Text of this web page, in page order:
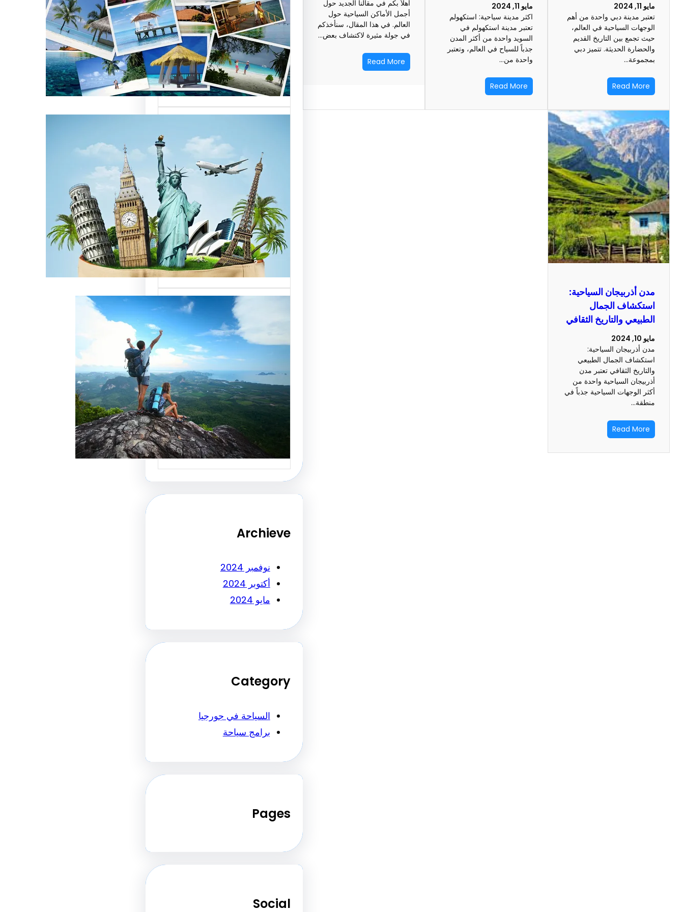
مايو 11, 2024
تعتبر مدينة دبي واحدة من أهم
الوجهات السياحية في العالم،
حيث تجمع بين التاريخ القديم
والحضارة الحديثة. تتميز دبي
بمجموعة…
Read More
مايو 11, 2024
اكثر مدينة سياحية: استكهولم
تعتبر مدينة استكهولم في
السويد واحدة من أكثر المدن
جذباً للسياح في العالم، وتعتبر
واحدة من…
Read More
أهلاً بكم في مقالنا الجديد حول
أجمل الأماكن السياحية حول
العالم. في هذا المقال، سنأخذكم
في جولة مثيرة لاكتشاف بعض…
Read More
مدن أذربيجان السياحية:
استكشاف الجمال
الطبيعي والتاريخ الثقافي
مايو 10, 2024
مدن أذربيجان السياحية:
استكشاف الجمال الطبيعي
والتاريخ الثقافي تعتبر مدن
أذربيجان السياحية واحدة من
أكثر الوجهات السياحية جذباً في
منطقة…
Read More
السياحة العالمية على
السوق
أسماء شركات السياحة
العالمية تعتبر من العناصر
الأساسية التي تؤثر…
تقدم شركات السياحة
بمصر خدمات متميزة
للسائحين الوافدين
شركات السياحة بمصر تقدم
خدمات متميزة للسائحين
الوافدين، حيث تعتبر…
تحسين خدمات رقم شركة
سياحة: أفضل الطرق
لجذب الزبائن وتحقيق
النجاح
رقم شركة سياحة هو عامل
أساسي لجذب الزبائن وتحقيق
النجاح…
Archieve
نوفمبر 2024
أكتوبر 2024
مايو 2024
Category
السياحة في جورجيا
برامج سياحة
Pages
Social